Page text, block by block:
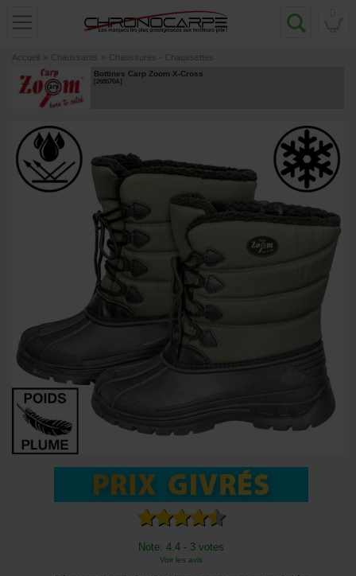
Accueil » Chaussants » Chaussures - Chaussettes
Bottines Carp Zoom X-Cross
[268570A]
Note: 4.4 - 3 votes
Voir les avis